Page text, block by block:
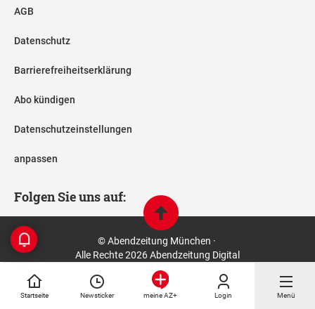
Startseite Newsticker meine AZ+ Login Menü
AGB
Datenschutz
Barrierefreiheitserklärung
Abo kündigen
Datenschutzeinstellungen
anpassen
Folgen Sie uns auf:
© Abendzeitung München ·
Alle Rechte 2026 Abendzeitung Digital